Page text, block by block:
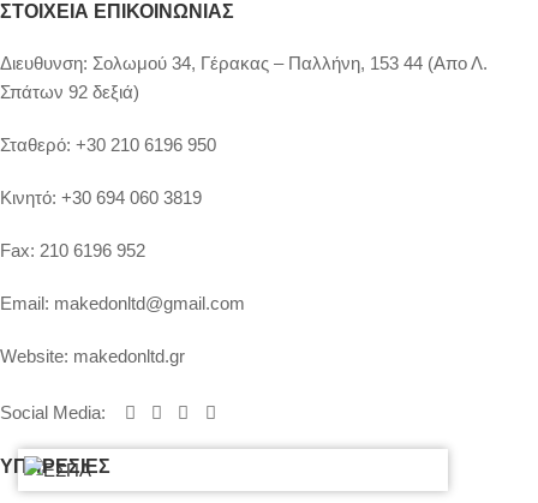
ΣΤΟΙΧΕΊΑ ΕΠΙΚΟΙΝΩΝΊΑΣ
Διευθυνση: Σολωμού 34, Γέρακας – Παλλήνη, 153 44 (Απο Λ.
Σπάτων 92 δεξιά)
Σταθερό: +30 210 6196 950
Κινητό: +30 694 060 3819
Fax: 210 6196 952
Email: makedonltd@gmail.com
Website: makedonltd.gr
Social Media:
ΥΠΗΡΕΣΙΕΣ